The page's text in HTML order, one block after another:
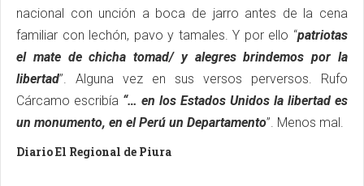
nacional con unción a boca de jarro antes de la cena
familiar con lechón, pavo y tamales. Y por ello “patriotas
el mate de chicha tomad/ y alegres brindemos por la
libertad”. Alguna vez en sus versos perversos. Rufo
Cárcamo escribía “… en los Estados Unidos la libertad es
un monumento, en el Perú un Departamento”. Menos mal.
Diario El Regional de Piura